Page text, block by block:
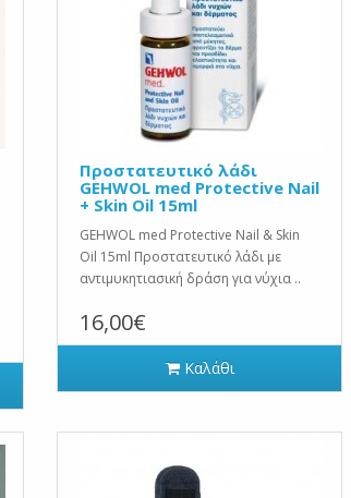
Προστατευτικό λάδι
GEHWOL med Protective Nail
+ Skin Oil 15ml
GEHWOL med Protective Nail & Skin
Oil 15ml Προστατευτικό λάδι με
αντιμυκητιασική δράση για νύχια ..
16,00€
Καλάθι